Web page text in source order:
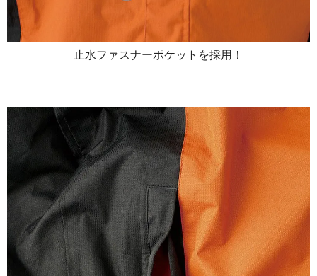
止水ファスナーポケットを採用！